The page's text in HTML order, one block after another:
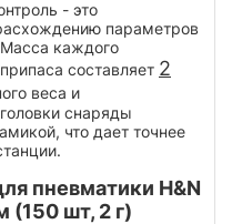
- это
параметров
каждого
составляет 2
веса и
снаряды
что дает точнее
пневматики H&N
(150 шт, 2 г)